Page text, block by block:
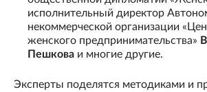
исполнительный директор
некоммерческой организации
женского предпринимательства»
Пешкова и многие другие.
Эксперты поделятся методиками и